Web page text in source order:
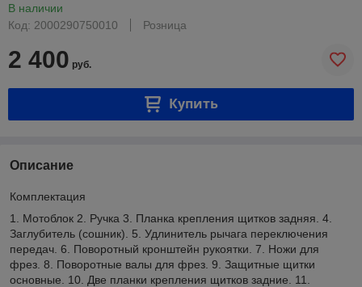
В наличии
Код: 2000290750010
Розница
2 400 руб.
Купить
Описание
Комплектация
1. Мотоблок 2. Ручка 3. Планка крепления щитков задняя. 4.
Заглубитель (сошник). 5. Удлинитель рычага переключения
передач. 6. Поворотный кронштейн рукоятки. 7. Ножи для
фрез. 8. Поворотные валы для фрез. 9. Защитные щитки
основные. 10. Две планки крепления щитков задние. 11.